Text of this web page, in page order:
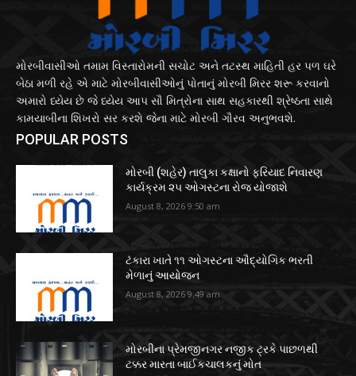
મોરબીવાસીઓ તમામ વિસ્તારોમની સચોટ અને તટસ્થ માહિતી હર પળ ઘરે
બેઠા મળી રહે એ માટે મોરબીવાસીઓનું પોતાનું મોરબી મિરર શરૂ કરવાનો
અમારો ધ્યેય છે જે ધ્યેય આપ સૌ મિત્રોના સાથ સહકારથી શ્રેષ્ઠતા સાથે
કામયાબીના શિખરો સર કરશે જેના માટે મોરબી ગૌરવ અનુભવશે.
POPULAR POSTS
મોરબી (શહેર) તાલુકા કક્ષાનો ફરિયાદ નિવારણ
કાર્યક્રમ ૨૫ ઓગસ્ટના રોજ યોજાશે
August 8, 2026 9:50 am
ટંકારા ખાતે ૧૧ ઓગસ્ટના ઔદ્યોગિક ભરતી
મેળાનું આયોજન
August 8, 2026 9:49 am
મોરબીના પ્રેમજીનગર નજીક ટ્રકે પાછળથી
ટક્કર મારતા બાઈકચાલકનું મોત